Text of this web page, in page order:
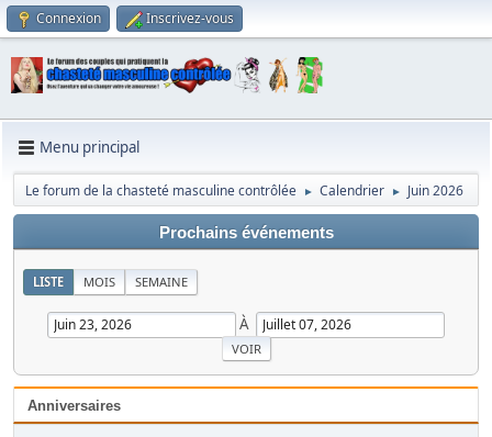
Connexion Inscrivez-vous
Menu principal
Le forum de la chasteté masculine contrôlée ► Calendrier ► Juin 2026
Prochains événements
LISTE MOIS SEMAINE
À
Anniversaires